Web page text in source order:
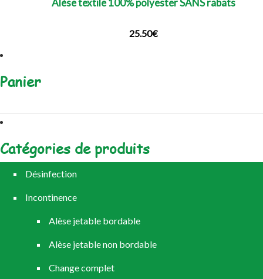
Alèse textile 100% polyester SANS rabats
25.50€
Panier
Catégories de produits
Désinfection
Incontinence
Alèse jetable bordable
Alèse jetable non bordable
Change complet